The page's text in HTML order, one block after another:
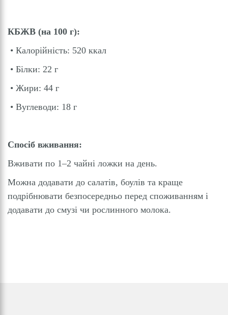
КБЖВ (на 100 г):
• Калорійність: 520 ккал
• Білки: 22 г
• Жири: 44 г
• Вуглеводи: 18 г
Спосіб вживання:
Вживати по 1–2 чайні ложки на день.
Можна додавати до салатів, боулів та краще
подрібнювати безпосередньо перед споживанням і
додавати до смузі чи рослинного молока.